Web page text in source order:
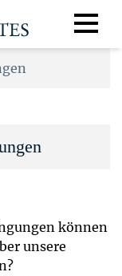
können
unsere